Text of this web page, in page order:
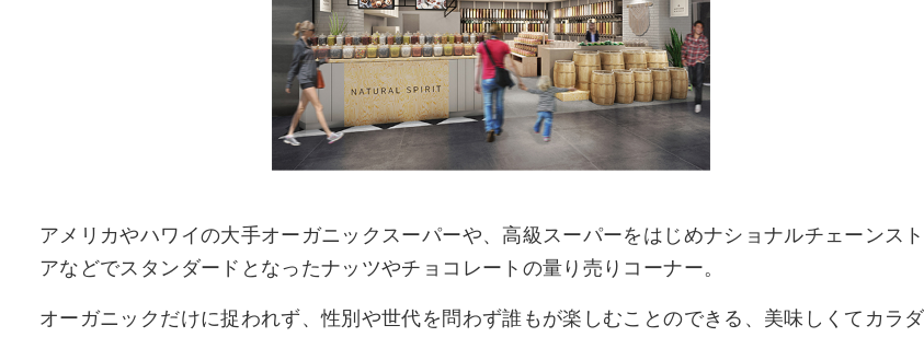
アメリカやハワイの大手オーガニックスーパーや、高級スーパーをはじめナショナルチェーンスト
アなどでスタンダードとなったナッツやチョコレートの量り売りコーナー。
オーガニックだけに捉われず、性別や世代を問わず誰もが楽しむことのできる、美味しくてカラダ